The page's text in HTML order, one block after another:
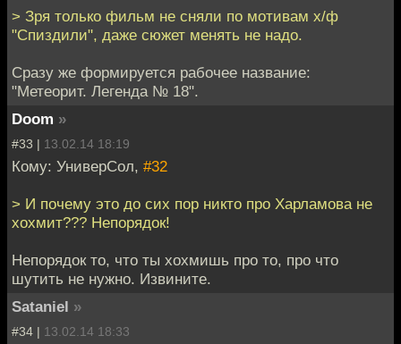
> Зря только фильм не сняли по мотивам х/ф
"Спиздили", даже сюжет менять не надо.
Сразу же формируется рабочее название:
"Метеорит. Легенда № 18".
Doom »
#33 | 13.02.14 18:19
Кому: УниверСол, #32
> И почему это до сих пор никто про Харламова не
хохмит??? Непорядок!
Непорядок то, что ты хохмишь про то, про что
шутить не нужно. Извините.
Sataniel »
#34 | 13.02.14 18:33